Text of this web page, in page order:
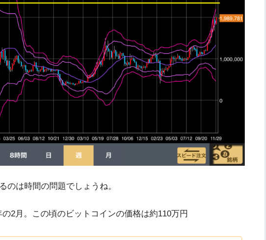
のは時間の問題でしょうね。
2月。この頃のビットコインの価格は約110万円